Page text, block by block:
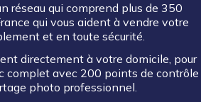
réseau qui comprend plus de 350
qui vous aident à vendre votre
et en toute sécurité.
directement à votre domicile, pour
complet avec 200 points de contrôle
photo professionnel.